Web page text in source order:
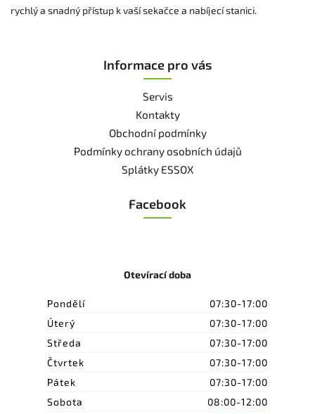
rychlý a snadný přístup k vaší sekačce a nabíjecí stanici.
Informace pro vás
Servis
Kontakty
Obchodní podmínky
Podmínky ochrany osobních údajů
Splátky ESSOX
Facebook
Otevírací doba
Pondělí
07:30-17:00
Úterý
07:30-17:00
Středa
07:30-17:00
Čtvrtek
07:30-17:00
Pátek
07:30-17:00
Sobota
08:00-12:00